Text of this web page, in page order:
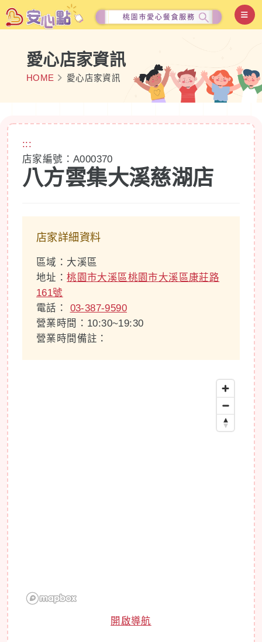
愛心店家資訊
HOME 愛心店家資訊
:::
店家編號：A000370
八方雲集大溪慈湖店
店家詳細資料
區域：大溪區
地址：桃園市大溪區桃園市大溪區康莊路
161號
電話： 03-387-9590
營業時間：10:30~19:30
營業時間備註：
開啟導航